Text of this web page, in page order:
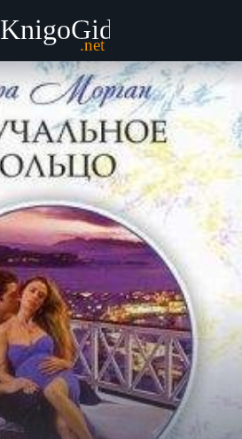
Сара Морган - Обручальное кольцо